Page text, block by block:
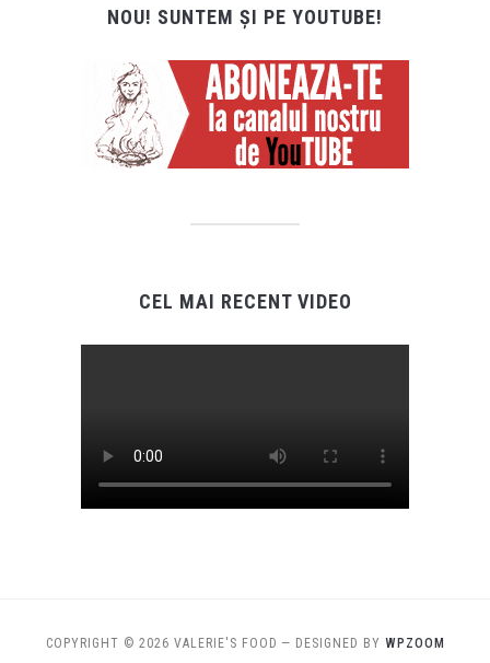
NOU! SUNTEM ȘI PE YOUTUBE!
CEL MAI RECENT VIDEO
COPYRIGHT © 2026 VALERIE'S FOOD — DESIGNED BY WPZOOM